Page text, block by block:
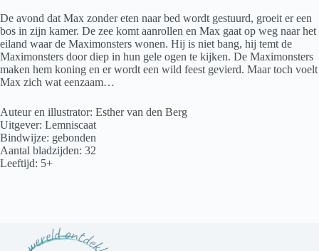
De avond dat Max zonder eten naar bed wordt gestuurd, groeit er een
bos in zijn kamer. De zee komt aanrollen en Max gaat op weg naar het
eiland waar de Maximonsters wonen. Hij is niet bang, hij temt de
Maximonsters door diep in hun gele ogen te kijken. De Maximonsters
maken hem koning en er wordt een wild feest gevierd. Maar toch voelt
Max zich wat eenzaam…
Auteur en illustrator: Esther van den Berg
Uitgever: Lemniscaat
Bindwijze: gebonden
Aantal bladzijden: 32
Leeftijd: 5+